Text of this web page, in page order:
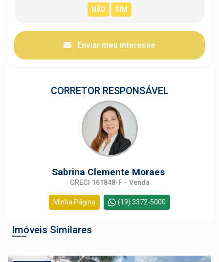
Enviar meu interesse
CORRETOR RESPONSÁVEL
Sabrina Clemente Moraes
CRECI 161848-F - Venda
Minha Página (19) 3372-5000
Imóveis Similares